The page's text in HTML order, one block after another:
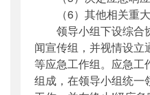
（6）其他相关重大
领导小组下设综合
闻宣传组，并视情设立
等应急工作组。应急工
组成，在领导小组统一